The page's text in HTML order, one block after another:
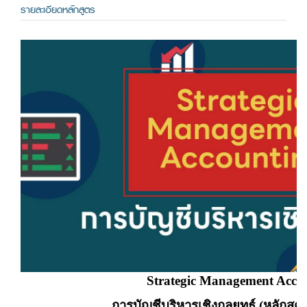
รายละเอียดหลักสูตร
Strategic Management